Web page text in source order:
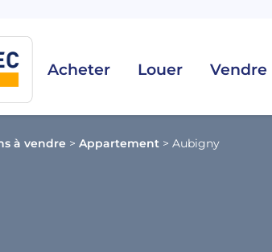
Acheter Louer Vendre
à vendre > Appartement > Aubigny